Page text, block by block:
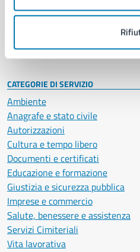
Personale amministrativo
CATEGORIE DI SERVIZIO
Ambiente
Anagrafe e stato civile
Autorizzazioni
Cultura e tempo libero
Documenti e certificati
Educazione e formazione
Giustizia e sicurezza pubblica
Imprese e commercio
Salute, benessere e assistenza
Servizi Cimiteriali
Vita lavorativa